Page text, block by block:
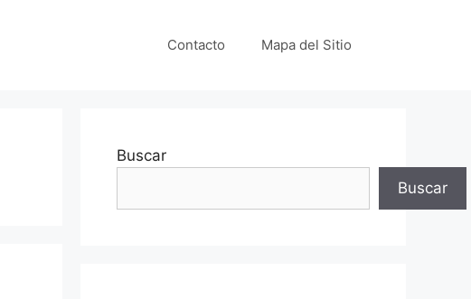
Contacto Mapa del Sitio
Buscar
Buscar